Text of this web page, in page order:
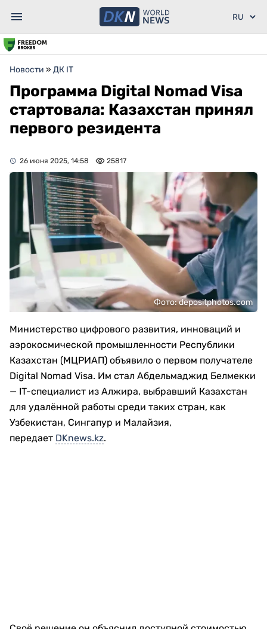
Новости » ДК IT
Программа Digital Nomad Visa
стартовала: Казахстан принял
первого резидента
26 июня 2025, 14:58 25817
Фото: depositphotos.com
Министерство цифрового развития, инноваций и
аэрокосмической промышленности Республики
Казахстан (МЦРИАП) объявило о первом получателе
Digital Nomad Visa. Им стал Абдельмаджид Белмекки
— IT-специалист из Алжира, выбравший Казахстан
для удалённой работы среди таких стран, как
Узбекистан, Сингапур и Малайзия,
передает DKnews.kz.